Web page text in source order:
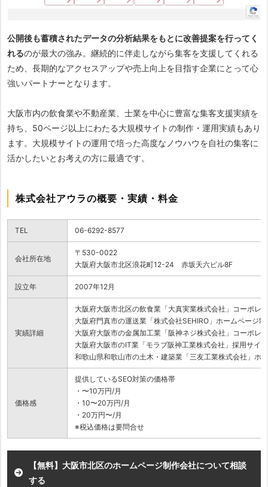
公開後も蓄積されたデータの分析結果をもとに改善提案を行ってく
れるのが最大の強み。継続的に伴走しながら集客を支援してくれる
ため、長期的なアクセスアップや売上向上を目指す企業にとって心
強いパートナーとなります。
大阪市内の飲食業や不動産業、士業を中心に豊富な集客支援実績を
持ち、50ページ以上にわたる大規模サイトの制作・運用実績もあり
ます。大規模サイトの運用で培った高度なノウハウを自社の集客に
活かしたいとお考えの方に最適です。
株式会社アウラの概要・実績・料金
TEL 06-6292-8577
会社所在地
〒530-0022
大阪府大阪市北区浪花町12-24 赤坂天六ビル8F
設立年 2007年12月
実績詳細
大阪府大阪市北区の飲食業「大真実業株式会社」コーポレ
大阪府門真市の運送業「株式会社SEHIRO」ホームページ制
大阪府大阪市の金属加工業「阪神ネジ株式会社」コーポレ
大阪府大阪市のIT業「モラブ阪神工業株式会社」採用サイ
和歌山県和歌山市の土木・建築業「三友工業株式会社」ホ
価格感
提供しているSEO対策の価格帯
・〜10万円/月
・10〜20万円/月
・20万円〜/月
※税込価格は要問合せ
【無料】大阪市北区のホームページ制作会社について相談
する